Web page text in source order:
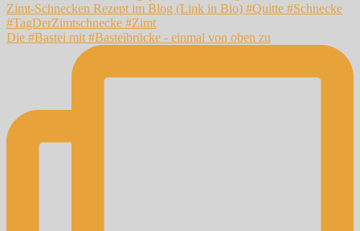
Die #Bastei mit #Basteibrücke - einmal von oben zu